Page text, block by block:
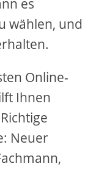
es
wählen, und
Online-
Ihnen
Neuer